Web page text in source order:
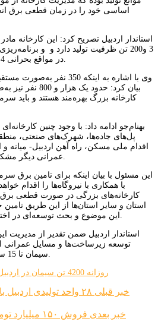
اساسی خود را در زمان قطعی برق
استاندار اردبیل تصریح کرد: این کارخانه
3 و200 تن ظرفیت تولید دارد و و
وی با اشاره به اینکه 350
بیان کرد: حدود
کارخانه بزرگ بهره‌مند هستند و باید
بهنام‌جو ادامه داد: با وجود چنین
پل‌های جاده‌ها، شهرک‌های صنعتی،
اقدام ملی مسکن، راه آهن اردبیل- میانه
این مسئول با بیان اینکه برای تامین برق
با همکاری با نیروگاه‌ها را اقدام
کارخانه‌های بزرگی در صورت قطعی برق
استان و سایر استان‌ها از این طریق
استاندار اردبیل ضمن تقدیر از مدیریت
توسعه زیرساخت‌ها و مسایل عمرانی
خبر قبلی
خبر بعدی
فروش ۱۵۰